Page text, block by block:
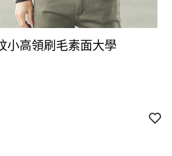
小高領刷毛素面大學